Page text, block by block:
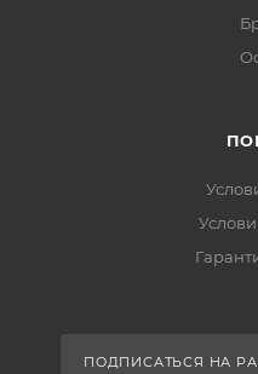
ПОДПИСАТЬСЯ НА